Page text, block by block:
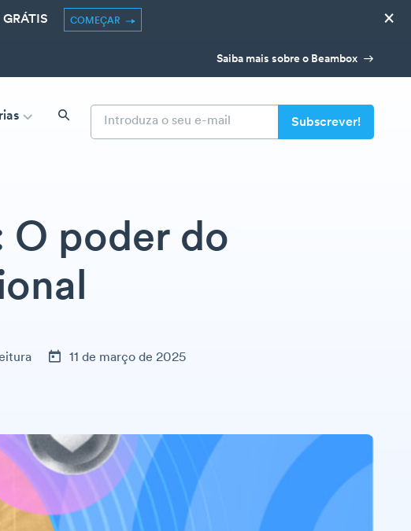
COMEÇAR ×
Saiba mais sobre o Beambox
O poder do
11 de março de 2025